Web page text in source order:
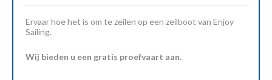
Ervaar hoe het is om te zeilen op een zeilboot van Enjoy
Sailing.
Wij bieden u een gratis proefvaart aan.